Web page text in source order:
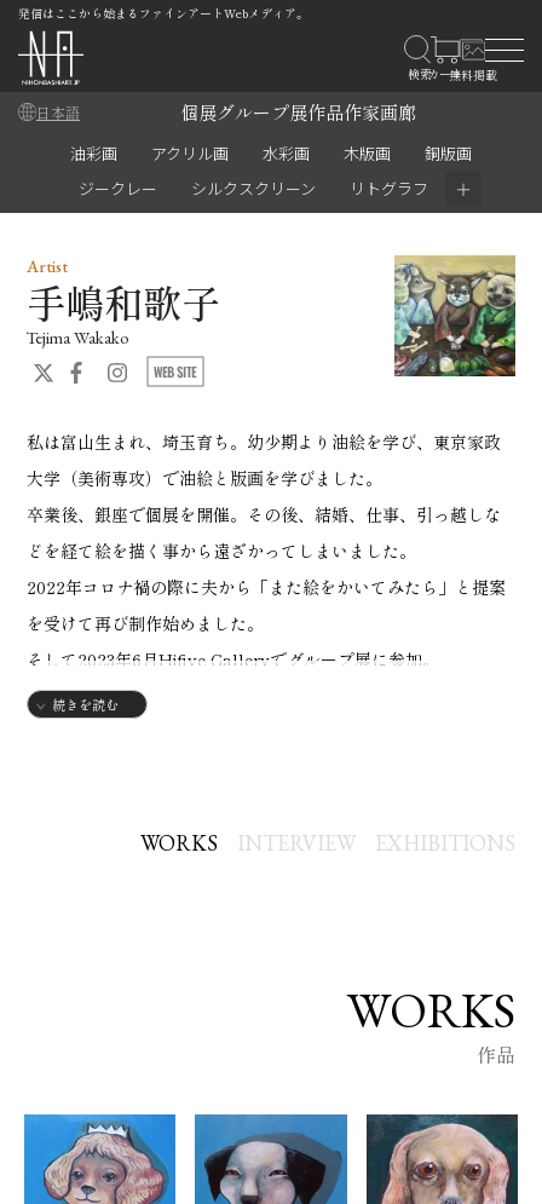
発信はここから始まるファインアートWebメディア。
日本語 個展グループ展作品作家画廊
油彩画 アクリル画 水彩画 木版画
銅版画
ジークレー
シルクスクリーン リトグラフ ＋
私は富山生まれ、埼玉育ち。幼少期より油絵を学び、東京家政
大学（美術専攻）で油絵と版画を学びました。
卒業後、銀座で個展を開催。その後、結婚、仕事、引っ越しな
どを経て絵を描く事から遠ざかってしまいました。
2022年コロナ禍の際に夫から「また絵をかいてみたら」と提案
を受けて再び制作始めました。
そして2023年6月Hifive Galleryでグループ展に参加。
2024年10月）に埼玉県飯能市にあるメッツァのGalleryで個展を
を見て「カワイイ」「昔、うちにいた子を思い出す」「面白
に年に一度のペースで個展をしようと思い制作を続けていま
【略歴】1979年
・富山生まれ、埼玉育ち。幼少期より油絵を学ぶ。
続きを読む
Artist
手嶋和歌子
Tejima Wakako
WORKS INTERVIEW EXHIBITIONS
WORKS
作品